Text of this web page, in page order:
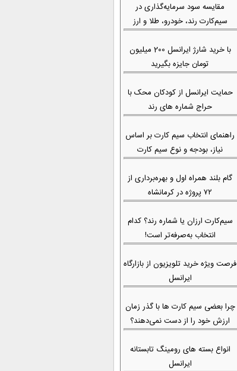
مقایسه سود سرمایه‌گذاری در
سیم‌کارت رند، خودرو، طلا و ارز
با خرید شارژ ایرانسل 200 میلیون
تومان جایزه بگیرید
حمایت ایرانسل از کودکان محک با
حراج شماره های رند
راهنمای انتخاب سیم کارت بر اساس
نیاز، بودجه و نوع سیم کارت
گام بلند همراه اول و بهره‌برداری از
۷۲ پروژه در کرمانشاه
سیم‌کارت ارزان یا شماره رند؟ کدام
انتخاب به‌صرفه‌تر است!
فرصت ویژه خرید تلویزیون از بازارگاه
ایرانسل
چرا بعضی سیم کارت ها با گذر زمان
ارزش خود را از دست نمی‌دهند؟
انواع بسته های رومینگ تابستانه
ایرانسل